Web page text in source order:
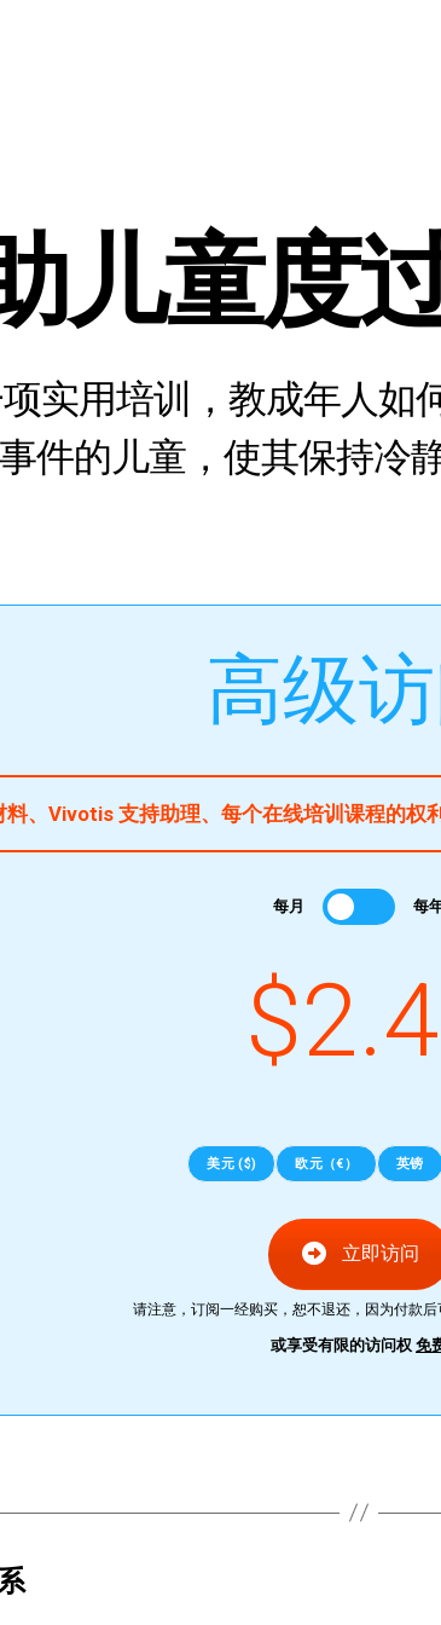
儿童度
实用培训，教成年人如
件的儿童，使其保持冷
高级访
、Vivotis 支持助理、每个在线培训课程的权
每月 每
$2.4
美元 ($) 欧元（€） 英镑
立即访问
请注意，订阅一经购买，恕不退还，因为付款后
或享受有限的访问权 免